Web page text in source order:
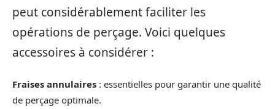
peut considérablement faciliter les
opérations de perçage. Voici quelques
accessoires à considérer :
Fraises annulaires : essentielles pour garantir une qualité
de perçage optimale.